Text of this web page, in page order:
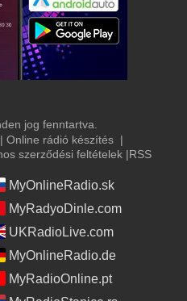
jog fenntartva.
| Online rádió készítés |
szerződési feltételek |RSS
MyOnlineRadio.sk
MyRadyoDinle.com
UKRadioLive.com
MyOnlineRadio.de
MyRadioOnline.pt